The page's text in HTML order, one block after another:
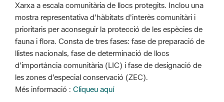
Xarxa a escala comunitària de llocs protegits. Inclou una
mostra representativa d'hàbitats d'interès comunitàri i
prioritaris per aconseguir la protecció de les espècies de
fauna i flora. Consta de tres fases: fase de preparació de
llistes nacionals, fase de determinació de llocs
d'importància comunitària (LIC) i fase de designació de
les zones d'especial conservació (ZEC).
Més informació : Cliqueu aquí